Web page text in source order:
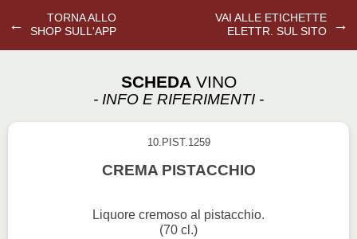
←
TORNA ALLO
SHOP SULL'APP
VAI ALLE ETICHETTE
ELETTR. SUL SITO
→
SCHEDA VINO
- INFO E RIFERIMENTI -
10.PIST.1259
CREMA PISTACCHIO
Liquore cremoso al pistacchio.
(70 cl.)